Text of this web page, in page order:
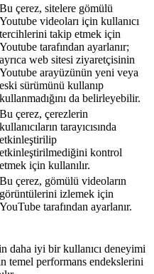
Bu çerez, sitelere gömülü
Youtube videoları için kullanıcı
tercihlerini takip etmek için
Youtube tarafından ayarlanır;
ayrıca web sitesi ziyaretçisinin
Youtube arayüzünün yeni veya
eski sürümünü kullanıp
kullanmadığını da belirleyebilir.
Bu çerez, çerezlerin
kullanıcıların tarayıcısında
etkinleştirilip
etkinleştirilmediğini kontrol
etmek için kullanılır.
Bu çerez, gömülü videoların
görüntülerini izlemek için
YouTube tarafından ayarlanır.
daha iyi bir kullanıcı deneyimi
temel performans endekslerini